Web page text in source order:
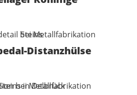
Distanzhülse